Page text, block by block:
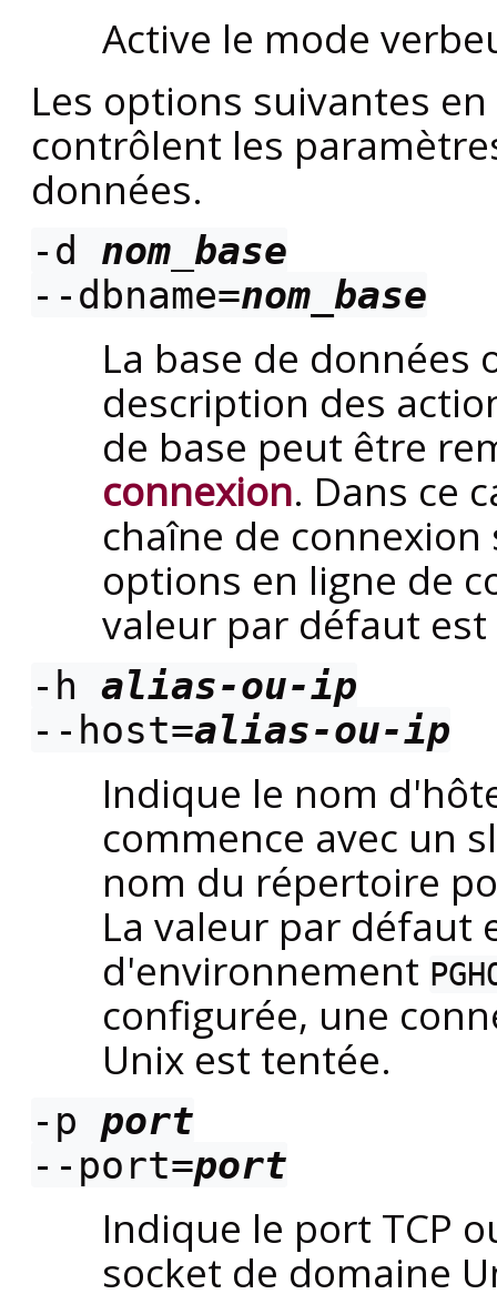
Active le mode
Les options suivantes
contrôlent les
données.
-d nom_base
--dbname=nom_base
La base de données
description des
de base peut être
connexion. Dans ce
chaîne de
options en ligne de
valeur par défaut
-h alias-ou-ip
--host=alias-ou-ip
Indique le nom
commence avec un
nom du répertoire
La valeur par défaut
d'environnement
configurée, une
Unix est tentée.
-p port
--port=port
Indique le port TCP
socket de domaine